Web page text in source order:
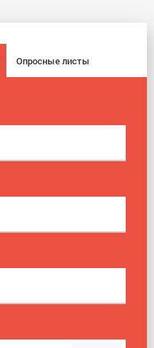
Опросные листы